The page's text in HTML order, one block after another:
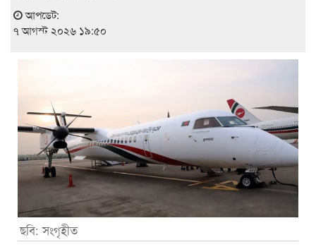
আপডেট:
৭ আগস্ট ২০২৬ ১৯:৫০
ছবি: সংগৃহীত